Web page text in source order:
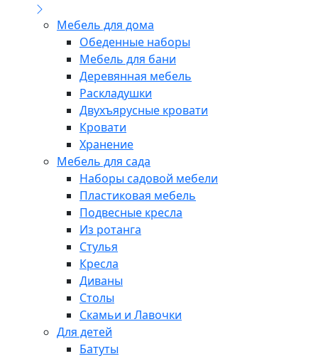
Мебель для дома
Обеденные наборы
Мебель для бани
Деревянная мебель
Раскладушки
Двухъярусные кровати
Кровати
Хранение
Мебель для сада
Наборы садовой мебели
Пластиковая мебель
Подвесные кресла
Из ротанга
Стулья
Кресла
Диваны
Столы
Скамьи и Лавочки
Для детей
Батуты